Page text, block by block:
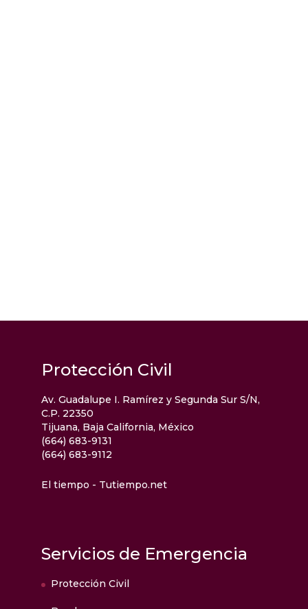
Protección Civil
Av. Guadalupe I. Ramírez y Segunda Sur S/N,
C.P. 22350
Tijuana, Baja California, México
(664) 683-9131
(664) 683-9112
El tiempo - Tutiempo.net
Servicios de Emergencia
Protección Civil